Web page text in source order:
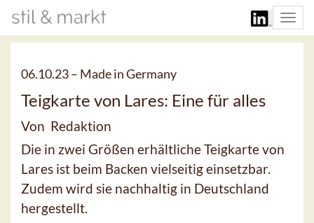
06.10.23 – Made in Germany
Teigkarte von Lares: Eine für alles
Von Redaktion
Die in zwei Größen erhältliche Teigkarte von
Lares ist beim Backen vielseitig einsetzbar.
Zudem wird sie nachhaltig in Deutschland
hergestellt.